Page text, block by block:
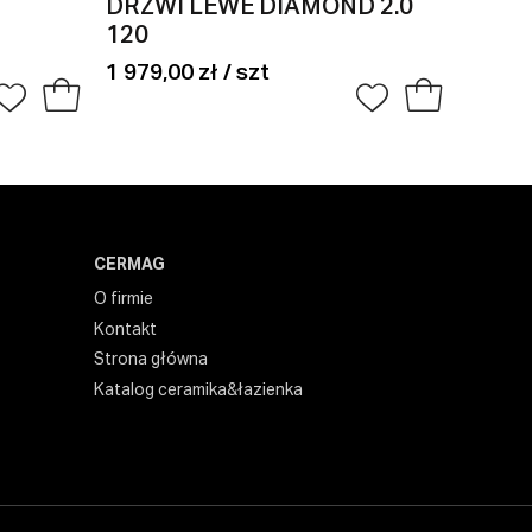
DRZWI LEWE DIAMOND 2.0
120
1 979,00 zł / szt
CERMAG
O firmie
Kontakt
Strona główna
Katalog ceramika&łazienka